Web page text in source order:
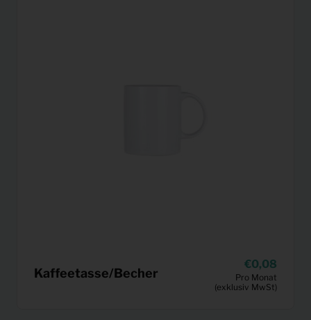
Kaffeetasse/Becher
0,08
Pro Monat
(exklusiv MwSt)